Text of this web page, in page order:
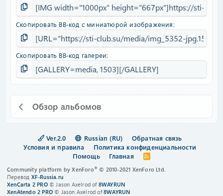
Скопировать BB-код с миниатюрой изображения
Скопировать BB-код галереи
Обзор альбомов
Ver.2.0 Russian (RU)
Обратная связь
Условия и правила
Политика конфиденциальности
Помощь
Главная
R
S
Community platform by XenForo® © 2010-2021 XenForo Ltd.
Перевод XF-Russia.ru
XenCarta 2 PRO© Jason Axelrod of 8WAYRUN
XenAtendo 2 PRO © Jason Axelrod of8WAYRUN